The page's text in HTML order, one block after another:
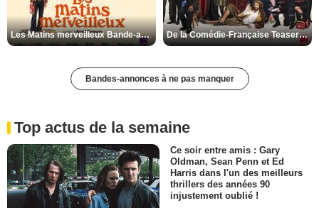
Les Matins merveilleux Bande-annonce VF De la Comédie-Française Teaser VF
Bandes-annonces à ne pas manquer
Top actus de la semaine
Ce soir entre amis : Gary
Oldman, Sean Penn et Ed
Harris dans l'un des meilleurs
thrillers des années 90
injustement oublié !